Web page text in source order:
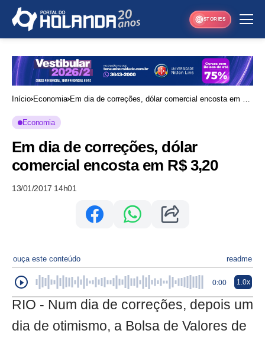
STORIES
Início Economia Em dia de correções, dólar comercial encosta em R$
Economia
Em dia de correções, dólar
comercial encosta em R$ 3,20
13/01/2017 14h01
ouça este conteúdo readme
0:00 1.0x
RIO - Num dia de correções, depois um
dia de otimismo, a Bolsa de Valores de